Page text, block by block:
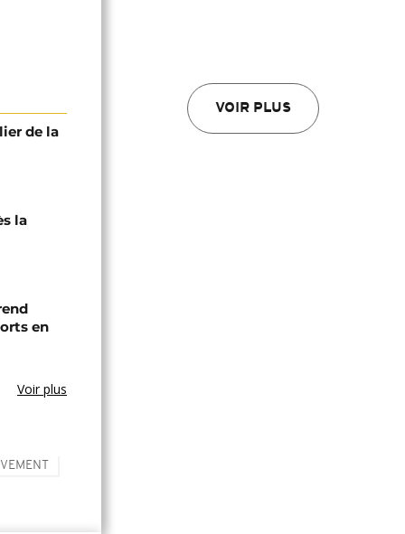
VOIR PLUS
de la
la
en
Voir plus